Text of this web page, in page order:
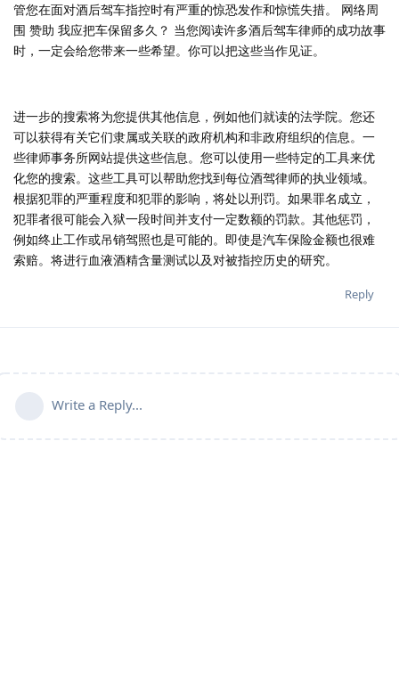
管您在面对酒后驾车指控时有严重的惊恐发作和惊慌失措。 网络周
围 赞助 我应把车保留多久？ 当您阅读许多酒后驾车律师的成功故事
时，一定会给您带来一些希望。你可以把这些当作见证。
进一步的搜索将为您提供其他信息，例如他们就读的法学院。您还
可以获得有关它们隶属或关联的政府机构和非政府组织的信息。一
些律师事务所网站提供这些信息。您可以使用一些特定的工具来优
化您的搜索。这些工具可以帮助您找到每位酒驾律师的执业领域。
根据犯罪的严重程度和犯罪的影响，将处以刑罚。如果罪名成立，
犯罪者很可能会入狱一段时间并支付一定数额的罚款。其他惩罚，
例如终止工作或吊销驾照也是可能的。即使是汽车保险金额也很难
索赔。将进行血液酒精含量测试以及对被指控历史的研究。
Reply
Write a Reply...